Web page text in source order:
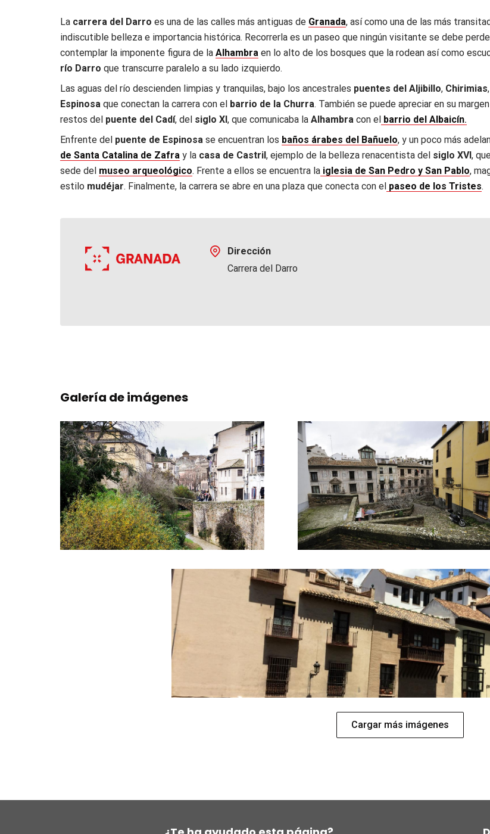
La carrera del Darro es una de las calles más antiguas de Granada, así como una de las más
indiscutible belleza e importancia histórica. Recorrerla es un paseo que ningún visitante se debe
contemplar la imponente figura de la Alhambraen lo alto de los bosques que la rodean así como
río Darro que transcurre paralelo a su lado izquierdo.
Las aguas del río descienden limpias y tranquilas, bajo los ancestrales puentes del Aljibillo, Chirimias,
Espinosaque conectan la carrera con el barrio de la Churra. También se puede apreciar en su
restos del puente del Cadí, del siglo XI, que comunicaba la Alhambracon el barrio del Albaicín.
Enfrente del puente de Espinosase encuentran los baños árabes del Bañuelo, y un poco más
de Santa Catalina de Zafray la casa de Castril, ejemplo de la belleza renacentista del siglo XVI,
sede del museo arqueológico. Frente a ellos se encuentra laiglesia de San Pedro y San Pablo,
estilo mudéjar. Finalmente, la carrera se abre en una plaza que conecta con elpaseo de los Tristes.
Dirección
Carrera del Darro
Galería de imágenes
Cargar más imágenes